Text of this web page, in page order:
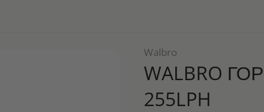
Walbro
WALBRO
255LPH